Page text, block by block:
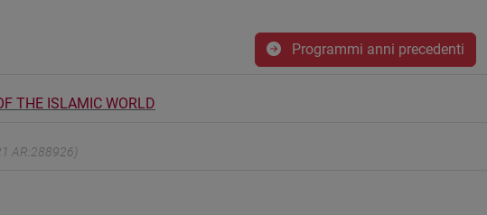
Programmi anni precedenti
THE ISLAMIC WORLD
AR:288926)